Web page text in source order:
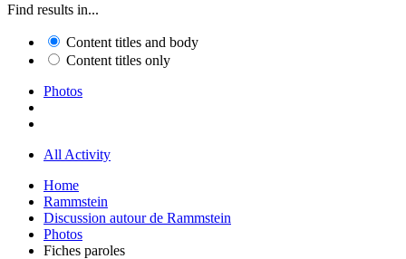
Find results in...
Content titles and body
Content titles only
Photos
All Activity
Home
Rammstein
Discussion autour de Rammstein
Photos
Fiches paroles